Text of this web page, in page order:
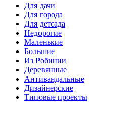
Для дачи
Для города
Для детсада
Недорогие
Маленькие
Большие
Из Робинии
Деревянные
Антивандальные
Дизайнерские
Типовые проекты